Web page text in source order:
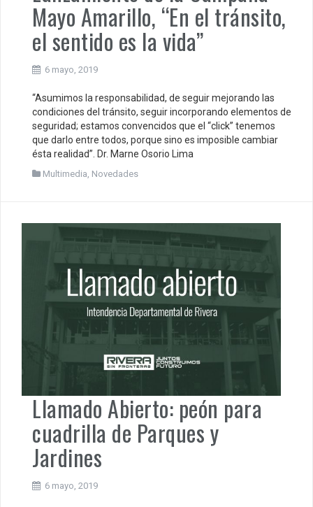
Mayo Amarillo, “En el tránsito,
el sentido es la vida”
6 mayo, 2019
“Asumimos la responsabilidad, de seguir mejorando las
condiciones del tránsito, seguir incorporando elementos de
seguridad; estamos convencidos que el “click” tenemos
que darlo entre todos, porque sino es imposible cambiar
ésta realidad”. Dr. Marne Osorio Lima
Multimedia Novedades
Llamado Abierto: peón para
cuadrilla de Parques y
Jardines
6 mayo, 2019